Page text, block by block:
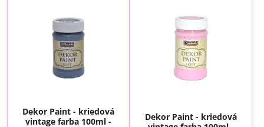
Dekor Paint - kriedová
vintage farba 100ml -
Dekor Paint - kriedová